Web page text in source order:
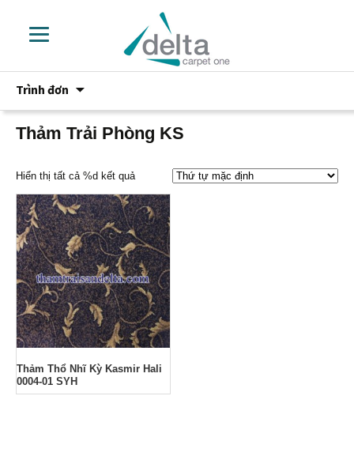
Trình đơn
phần
nội
dung
Thảm Trải Phòng KS
Hiển thị tất cả %d kết quả
Thảm Thổ Nhĩ Kỳ Kasmir Hali
0004-01 SYH